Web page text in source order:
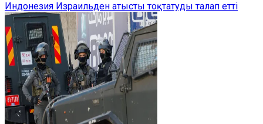
Индонезия Израильден атысты тоқтатуды талап етті